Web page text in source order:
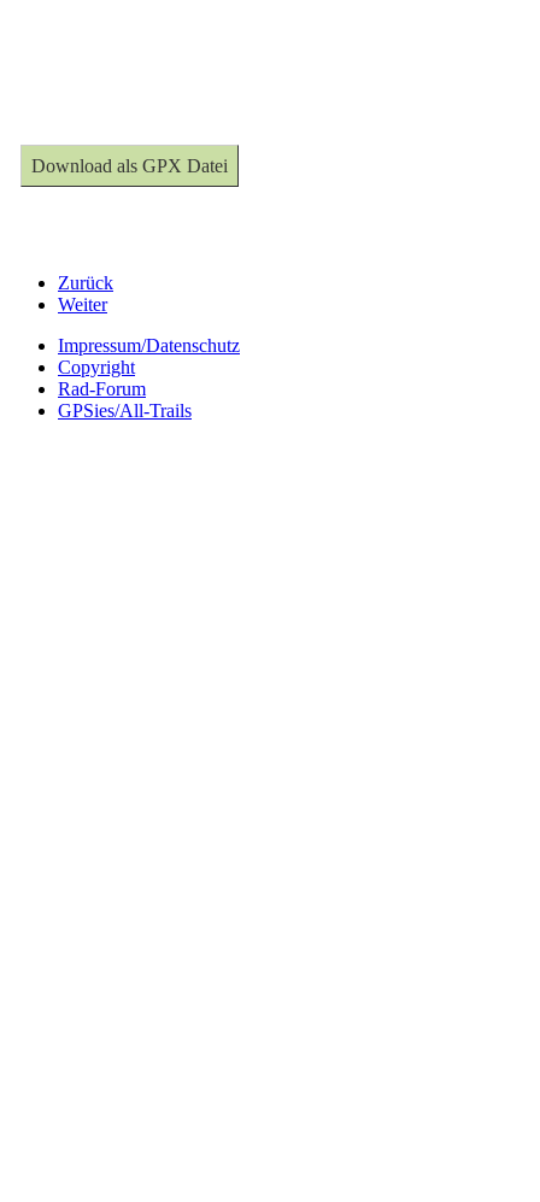
Download als GPX Datei
Zurück
Weiter
Impressum/Datenschutz
Copyright
Rad-Forum
GPSies/All-Trails